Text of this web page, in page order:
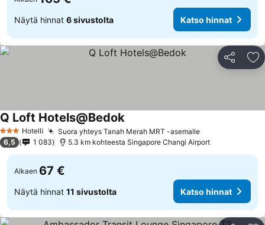
Näytä hinnat 6 sivustolta Katso hinnat
Jaa
3 Tähtiluokitus
Hotelli Suora yhteys Tanah Merah MRT -asemalle
Q Loft Hotels@Bedok
6,5 1 083 5.3 km kohteesta Singapore Changi Airport
Alkaen 67 €
Näytä hinnat 11 sivustolta Katso hinnat